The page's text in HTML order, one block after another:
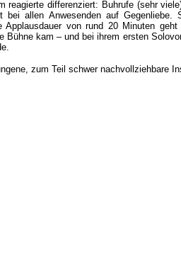
reagierte differenziert: Buhrufe (sehr
bei allen Anwesenden auf
Applausdauer von rund 20 Minuten
Bühne kam – und bei ihrem ersten
zum Teil schwer nachvollziehbare